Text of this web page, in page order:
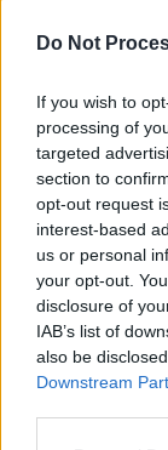
Do Not
If you wish to
processing of
targeted
section to
opt-out request
interest-based
us or personal
your opt-out.
disclosure of
IAB’s list of
also be
Downstream
Η ανάρτηση
παγκρέατος